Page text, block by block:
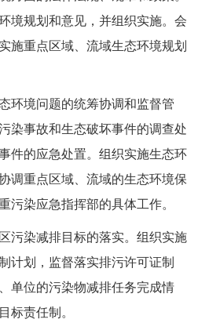
境规划和意见，并组织实施。会
施重点区域、流域生态环境规划
环境问题的统筹协调和监督管
染事故和生态破坏事件的调查处
件的应急处置。组织实施生态环
调重点区域、流域的生态环境保
污染应急指挥部的具体工作。
污染减排目标的落实。组织实施
计划，监督落实排污许可证制
单位的污染物减排任务完成情
标责任制。